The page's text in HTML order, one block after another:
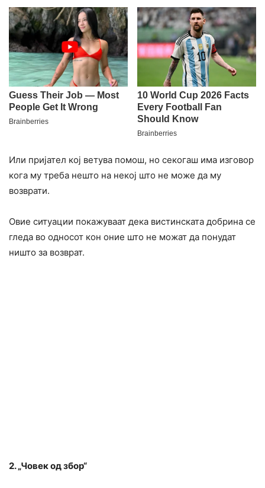
Или пријател кој ветува помош, но секогаш има изговор
кога му треба нешто на некој што не може да му
возврати.
Овие ситуации покажуваат дека вистинската добрина се
гледа во односот кон оние што не можат да понудат
ништо за возврат.
2. „Човек од збор“